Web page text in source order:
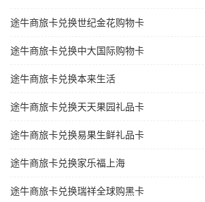
途牛商旅卡兑换世纪金花购物卡
途牛商旅卡兑换中大国际购物卡
途牛商旅卡兑换本来生活
途牛商旅卡兑换天天果园礼品卡
途牛商旅卡兑换易果生鲜礼品卡
途牛商旅卡兑换家乐福上海
途牛商旅卡兑换瑞祥全球购黑卡